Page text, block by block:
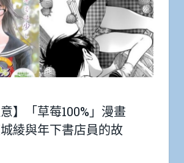
意】「草莓100%」漫畫
綾與年下書店員的故